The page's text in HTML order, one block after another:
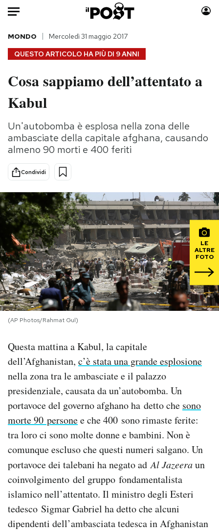
Auto
HOME
Italia
Politica
Tecnologia
Internet
Scienza
Cultura
Economia
Sport
Moda
Storie/Idee
Ok Boomer!
Media
Mondiali calcio 2026
PODCAST
NEWSLETTER
I MIEI PREFERITI
CALENDARIO
AREA PERSONALE
Area Personale
Newsletter
Notifiche mobile
Regala il Post
Esci
QUESTO ARTICOLO HA PIÙ DI 9 ANNI
MONDO Mercoledì 31 maggio 2017
Cosa sappiamo dell’attentato a
Kabul
Un'autobomba è esplosa nella zona delle
ambasciate della capitale afghana, causando
almeno 90 morti e 400 feriti
Condividi
LE
ALTRE
FOTO
(AP Photos/Rahmat Gul)
Questa mattina a Kabul, la capitale
dell’Afghanistan, c’è stata una grande esplosione
nella zona tra le ambasciate e il palazzo
presidenziale, causata da un’autobomba. Un
portavoce del governo afghano ha detto che sono
morte 90 personee che 400 sono rimaste ferite:
tra loro ci sono molte donne e bambini. Non è
comunque escluso che questi numeri salgano. Un
portavoce dei talebani ha negato adAl Jazeeraun
coinvolgimento del gruppo fondamentalista
islamico nell’attentato. Il ministro degli Esteri
tedesco Sigmar Gabriel ha detto che alcuni
dipendenti dell’ambasciata tedesca in Afghanistan